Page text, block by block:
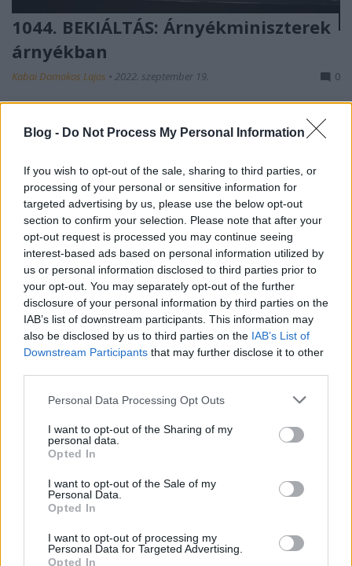
Blog - Do Not Process My Personal Information
If you wish to opt-out of the sale, sharing to third parties, or
processing of your personal or sensitive information for
targeted advertising by us, please use the below opt-out
section to confirm your selection. Please note that after your
opt-out request is processed you may continue seeing
interest-based ads based on personal information utilized by
us or personal information disclosed to third parties prior to
your opt-out. You may separately opt-out of the further
disclosure of your personal information by third parties on the
IAB’s list of downstream participants. This information may
also be disclosed by us to third parties on the IAB’s List of
Downstream Participants that may further disclose it to other
Please note that this website/app uses one or more Google
not limited to your visit or usage behaviour. You may click to
grant or deny consent to Google and its third-party tags to
use your data for below specified purposes in below Google
consent section.
Personal Data Processing Opt Outs
I want to opt-out of the Sharing of my
personal data.
Opted In
I want to opt-out of the Sale of my
Personal Data.
Opted In
I want to opt-out of processing my
Personal Data for Targeted Advertising.
Opted In
1044. BEKIÁLTÁS: Árnyékminiszterek
árnyékban
Kabai Domokos Lajos • 2022. szeptember 19. 0
jelezte, hogy „Ezen a napon nincs esemény”.
kideríteni a Demokratikus Koalíció (DK) szeptember
19-én alakult árnyékkormányának tagjairól készült,
az Indexen megjelent csoportkép forrását. Ezzel is…
982.BEKIÁLTÁS: Putyin bábja-e
Orbán?
Kabai Domokos Lajos•2022. február 02.